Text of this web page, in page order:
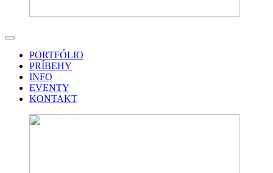
PORTFÓLIO
PRÍBEHY
INFO
EVENTY
KONTAKT